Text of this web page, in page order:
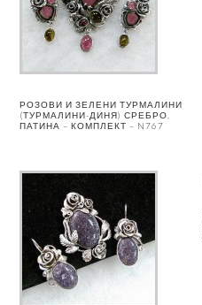
РОЗОВИ И ЗЕЛЕНИ ТУРМАЛИНИ
(ТУРМАЛИНИ-ДИНЯ) СРЕБРО,
ПАТИНА – КОМПЛЕКТ – N767